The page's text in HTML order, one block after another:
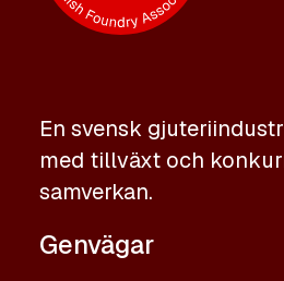
En svensk
med tillväxt och
samverkan.
Genvägar